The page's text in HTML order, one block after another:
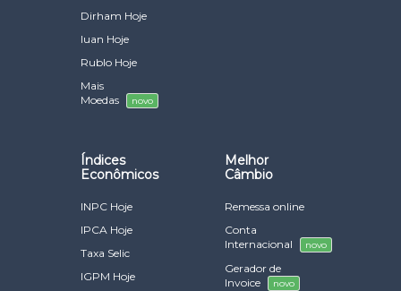
Dirham Hoje
Iuan Hoje
Rublo Hoje
Mais
Moedas
novo
Índices
Econômicos
INPC Hoje
IPCA Hoje
Taxa Selic
IGPM Hoje
Melhor
Câmbio
Remessa online
Conta
Internacional
novo
Gerador de
Invoice
novo